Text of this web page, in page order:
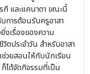
และแคนาดา ขณะนี้
การต้อนรับครูอาสา
งเรื่องของความ
ตประจำวัน สำหรับอาสา
ช่วยสอนให้กับนักเรียน
ได้จัดกิจรรมที่เป็น